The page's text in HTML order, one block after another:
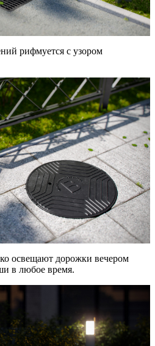
рифмуется с узором
освещают дорожки вечером
в любое время.